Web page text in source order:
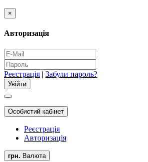
×
Авторизація
Реєстрація | Забули пароль?
Особистий кабінет
Реєстрація
Авторизація
грн. Валюта